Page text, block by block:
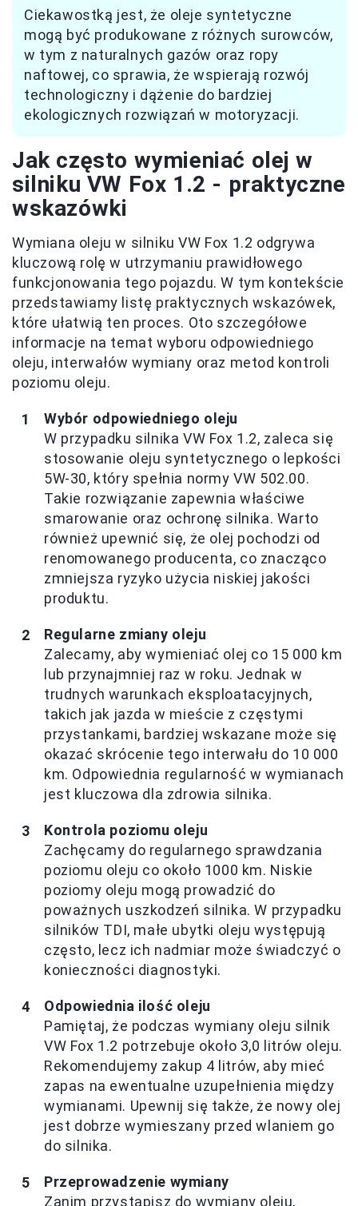
Ciekawostką jest, że oleje syntetyczne
mogą być produkowane z różnych surowców,
w tym z naturalnych gazów oraz ropy
naftowej, co sprawia, że wspierają rozwój
technologiczny i dążenie do bardziej
ekologicznych rozwiązań w motoryzacji.
Jak często wymieniać olej w
silniku VW Fox 1.2 - praktyczne
wskazówki
Wymiana oleju w silniku VW Fox 1.2 odgrywa
kluczową rolę w utrzymaniu prawidłowego
funkcjonowania tego pojazdu. W tym kontekście
przedstawiamy listę praktycznych wskazówek,
które ułatwią ten proces. Oto szczegółowe
informacje na temat wyboru odpowiedniego
oleju, interwałów wymiany oraz metod kontroli
poziomu oleju.
Wybór odpowiedniego oleju
W przypadku silnika VW Fox 1.2, zaleca się
stosowanie oleju syntetycznego o lepkości
5W-30, który spełnia normy VW 502.00.
Takie rozwiązanie zapewnia właściwe
smarowanie oraz ochronę silnika. Warto
również upewnić się, że olej pochodzi od
renomowanego producenta, co znacząco
zmniejsza ryzyko użycia niskiej jakości
produktu.
Regularne zmiany oleju
Zalecamy, aby wymieniać olej co 15 000 km
lub przynajmniej raz w roku. Jednak w
trudnych warunkach eksploatacyjnych,
takich jak jazda w mieście z częstymi
przystankami, bardziej wskazane może się
okazać skrócenie tego interwału do 10 000
km. Odpowiednia regularność w wymianach
jest kluczowa dla zdrowia silnika.
Kontrola poziomu oleju
Zachęcamy do regularnego sprawdzania
poziomu oleju co około 1000 km. Niskie
poziomy oleju mogą prowadzić do
poważnych uszkodzeń silnika. W przypadku
silników TDI, małe ubytki oleju występują
często, lecz ich nadmiar może świadczyć o
konieczności diagnostyki.
Odpowiednia ilość oleju
Pamiętaj, że podczas wymiany oleju silnik
VW Fox 1.2 potrzebuje około 3,0 litrów oleju.
Rekomendujemy zakup 4 litrów, aby mieć
zapas na ewentualne uzupełnienia między
wymianami. Upewnij się także, że nowy olej
jest dobrze wymieszany przed wlaniem go
do silnika.
Przeprowadzenie wymiany
Zanim przystąpisz do wymiany oleju,